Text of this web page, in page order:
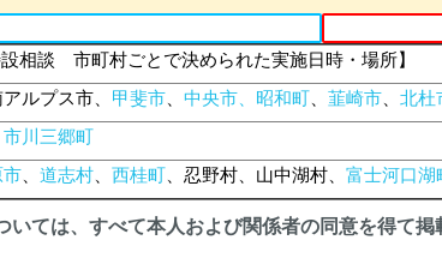
設相談 市町村ごとで決められた実施日時・場所】
アルプス市、 甲斐市 中央市、昭和町 韮崎市
北杜
市川三郷町
市 道志村 西桂町 、忍野村、山中湖村、 富士河口湖
いては、すべて本人および関係者の同意を得て掲